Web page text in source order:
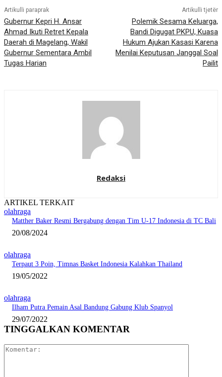
Artikulli paraprak
Gubernur Kepri H. Ansar
Ahmad Ikuti Retret Kepala
Daerah di Magelang, Wakil
Gubernur Sementara Ambil
Tugas Harian
Artikulli tjetër
Polemik Sesama Keluarga,
Bandi Digugat PKPU, Kuasa
Hukum Ajukan Kasasi Karena
Menilai Keputusan Janggal Soal
Pailit
Redaksi
ARTIKEL TERKAIT
olahraga
Matther Baker Resmi Bergabung dengan Tim U-17 Indonesia di TC Bali
20/08/2024
olahraga
Terpaut 3 Poin, Timnas Basket Indonesia Kalahkan Thailand
19/05/2022
olahraga
Ilham Putra Pemain Asal Bandung Gabung Klub Spanyol
29/07/2022
TINGGALKAN KOMENTAR